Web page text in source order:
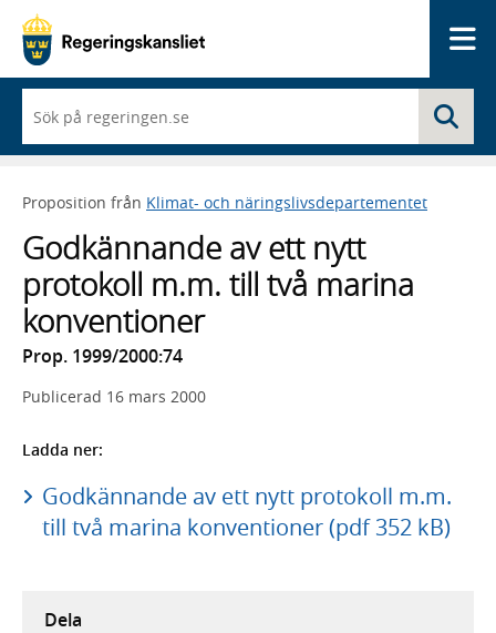
du
börjar
skriva
framträder
lista
med
sökförslag
Proposition från Klimat- och näringslivsdepartementet
Godkännande av ett nytt
protokoll m.m. till två marina
konventioner
Prop. 1999/2000:74
Publicerad 16 mars 2000
Ladda ner:
Godkännande av ett nytt protokoll m.m.
till två marina konventioner (pdf 352 kB)
Dela